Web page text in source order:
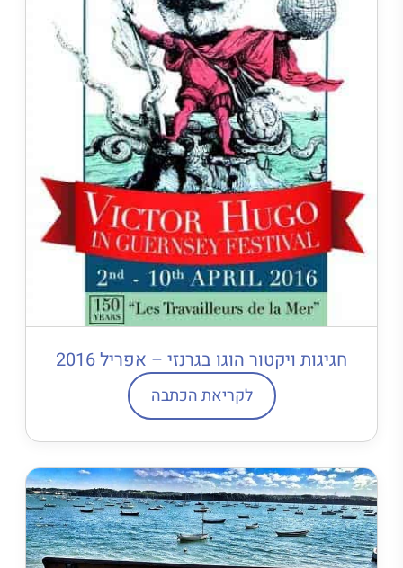
חגיגות ויקטור הוגו בגרנזי – אפריל 2016
לקריאת הכתבה